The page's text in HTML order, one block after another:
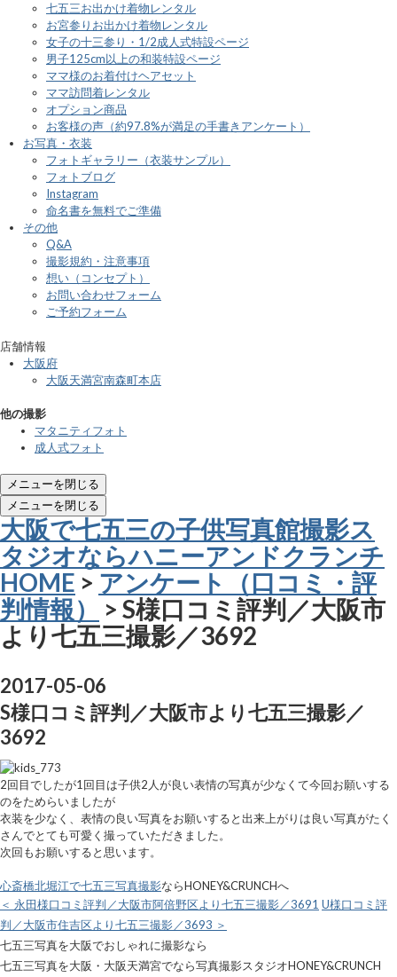
七五三お出かけ着物レンタル
お宮参りお出かけ着物レンタル
女子の十三参り・1/2成人式特設ページ
男子125cm以上の和装特設ページ
ママ様のお着付けヘアセット
ママ訪問着レンタル
オプション商品
お客様の声（約97.8%が満足の手書きアンケート）
お写真・衣装
フォトギャラリー（衣装サンプル）
フォトブログ
Instagram
命名書を無料でご準備
その他
Q&A
撮影規約・注意事項
想い（コンセプト）
お問い合わせフォーム
ご予約フォーム
店舗情報
大阪府
大阪天満宮南森町本店
他の撮影
マタニティフォト
成人式フォト
メニューを閉じる
メニューを閉じる
大阪で七五三の子供写真館撮影ス
タジオならハニーアンドクランチ
HOME > アンケート（口コミ・評
判情報）
> S様口コミ評判／大阪市
より七五三撮影／3692
2017-05-06
S様口コミ評判／大阪市より七五三撮影／
3692
2回目でしたが1回目は子供2人が良い表情の写真が少なくて今回お願いする
のをためらいましたが
衣装を少なく、表情の良い写真をお願いすると出来上がりは良い写真がたく
さんでとても可愛く撮っていただきました。
次回もお願いすると思います。
心斎橋北堀江で七五三写真撮影ならHONEY&CRUNCHへ
＜ 永田様口コミ評判／大阪市阿倍野区より七五三撮影／3691 U様口コミ評
判／大阪市住吉区より七五三撮影／3693 ＞
七五三写真を大阪でおしゃれに撮影なら
七五三写真を大阪・大阪天満宮でなら写真撮影スタジオHONEY&CRUNCH